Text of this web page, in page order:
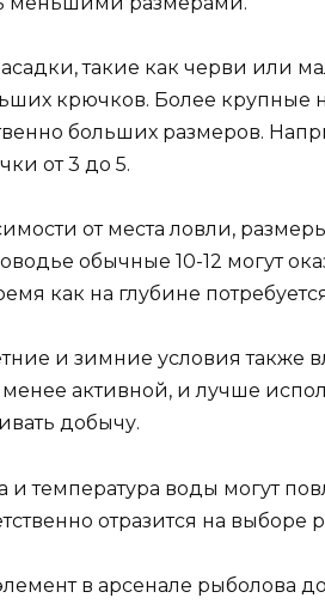
такие как черви или
крючков. Более крупные
больших размеров.
от 3 до 5.
от места ловли,
обычные 10-12 могут
как на глубине
и зимние условия также
активной, и лучше
добычу.
и температура воды могут
отразится на выборе
в арсенале рыболова